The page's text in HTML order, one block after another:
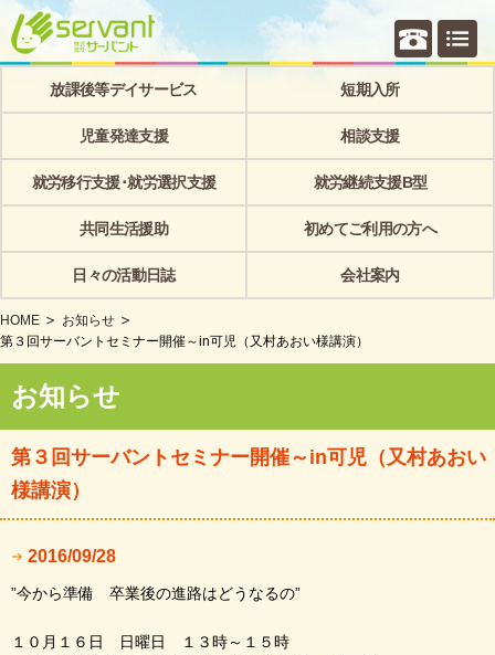
個別相
放課後等デイサービス 短期入所
児童発達支援 相談支援
就労移行支援･就労選択支援 就労継続支援B型
共同生活援助 初めてご利用の方へ
日々の活動日誌 会社案内
HOME
お知らせ
第３回サーバントセミナー開催～in可児（又村あおい様講演）
お知らせ
第３回サーバントセミナー開催～in可児（又村あおい
様講演）
2016/09/28
”今から準備 卒業後の進路はどうなるの”
１０月１６日 日曜日 １３時～１５時